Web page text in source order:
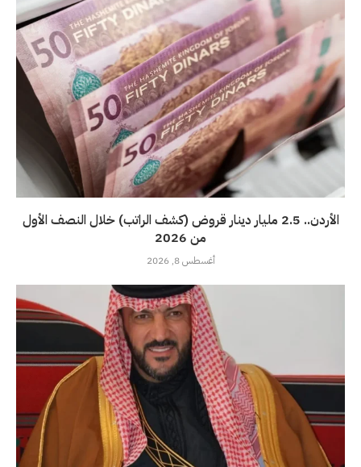
الأردن.. 2.5 مليار دينار قروض (كشف الراتب) خلال النصف الأول
من 2026
أغسطس 8, 2026